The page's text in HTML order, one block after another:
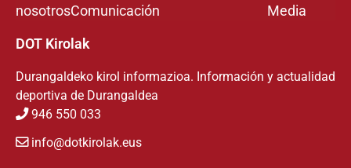
nosotrosComunicación
Media
DOT Kirolak
Durangaldeko kirol informazioa. Información y actualidad
deportiva de Durangaldea
946 550 033
info@dotkirolak.eus